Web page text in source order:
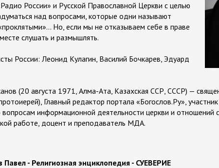
России» и Русской Православной Церкви с целью
над вопросами, которые одни называют
Но, если мы не отказываем себе в праве
слушать и размышлять.
России: Леонид Кулагин, Василий Бочкарев, Эдуард
(20 августа 1971, Алма-Ата, Казахская ССР, СССР) —
Главный редактор портала «Богослов.Ру»,
вопросам информационной деятельности церкви и отношений
работе, доцент и преподаватель МДА.
Павел - Религиозная энциклопедия - СУЕВЕРИЕ